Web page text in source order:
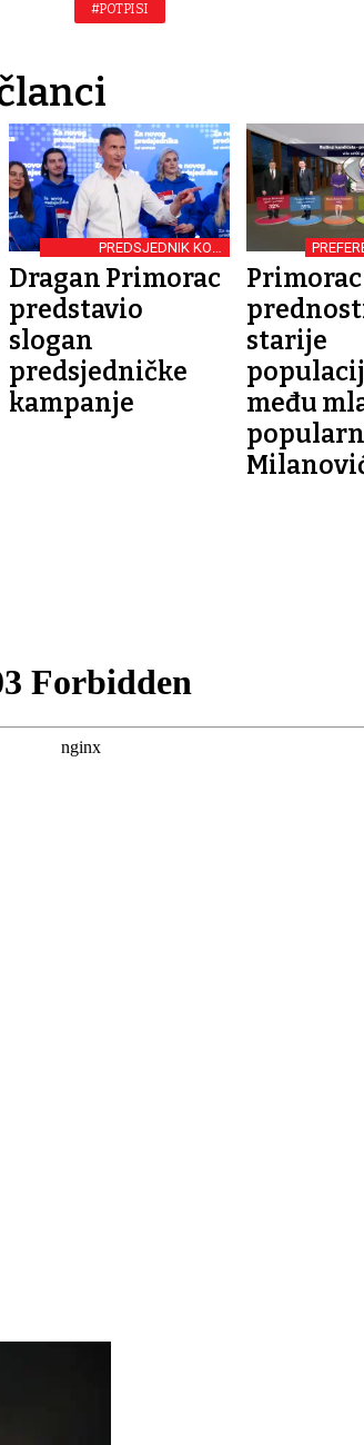
#POTPISI
PREDSJEDNIK KOJI
UJEDINJUJE
Dragan Primorac
predstavio
slogan
predsjedničke
kampanje
starije
među